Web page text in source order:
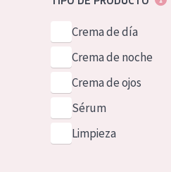
Crema de día
Crema de noche
Crema de ojos
Sérum
Limpieza